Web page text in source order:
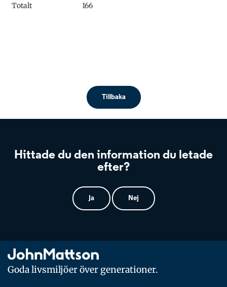
Totalt
166
Tillbaka
Hittade du den information du letade
efter?
Ja Nej
Goda livsmiljöer över generationer.